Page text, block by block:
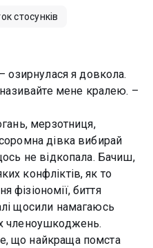
стосунків
озирнулася я довкола.
називайте мене кралею. –
мерзотниця,
дівка вибирай
не відкопала. Бачиш,
конфліктів, як то
фізіономії, биття
щосили намагаюсь
членоушкоджень.
що найкраща помста